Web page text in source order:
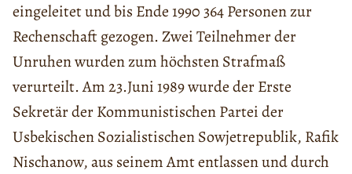
eingeleitet und bis Ende 1990 364 Personen zur
Rechenschaft gezogen. Zwei Teilnehmer der
Unruhen wurden zum höchsten Strafmaß
verurteilt. Am 23.Juni 1989 wurde der Erste
Sekretär der Kommunistischen Partei der
Usbekischen Sozialistischen Sowjetrepublik, Rafik
Nischanow, aus seinem Amt entlassen und durch